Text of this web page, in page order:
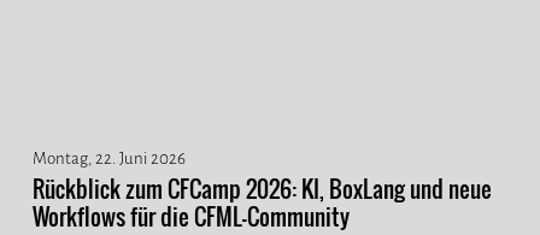
Montag, 22. Juni 2026
Rückblick zum CFCamp 2026: KI, BoxLang und neue
Workflows für die CFML-Community